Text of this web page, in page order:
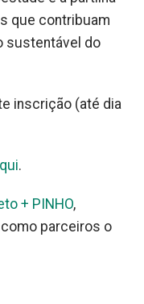
que contribuam
sustentável do
inscrição (até dia
.
+ PINHO,
como parceiros o